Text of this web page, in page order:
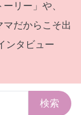
リー」や、
だからこそ出
ンタビュー
検索